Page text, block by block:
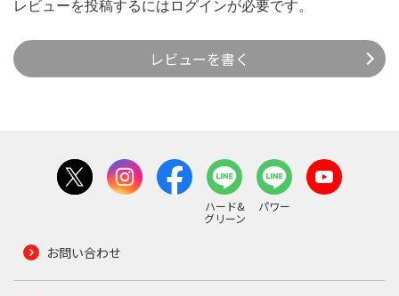
レビューを投稿するには ログインが必要です。
レビューを書く
ハード&
グリーン
パワー
お問い合わせ